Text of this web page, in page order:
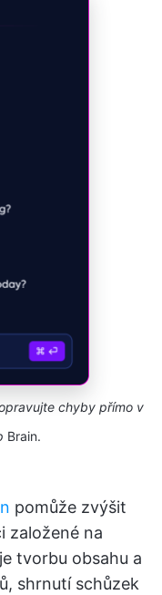
chyby přímo v
Brain.
pomůže zvýšit
založené na
tvorbu obsahu a
shrnutí schůzek